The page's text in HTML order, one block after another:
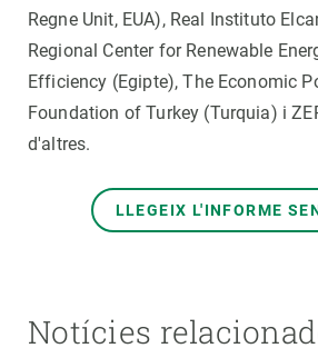
Regne Unit, EUA), Real Instituto
Regional Center for Renewable
Efficiency (Egipte), The Economic
Foundation of Turkey (Turquia) i
d'altres.
LLEGEIX L'INFORME
Notícies